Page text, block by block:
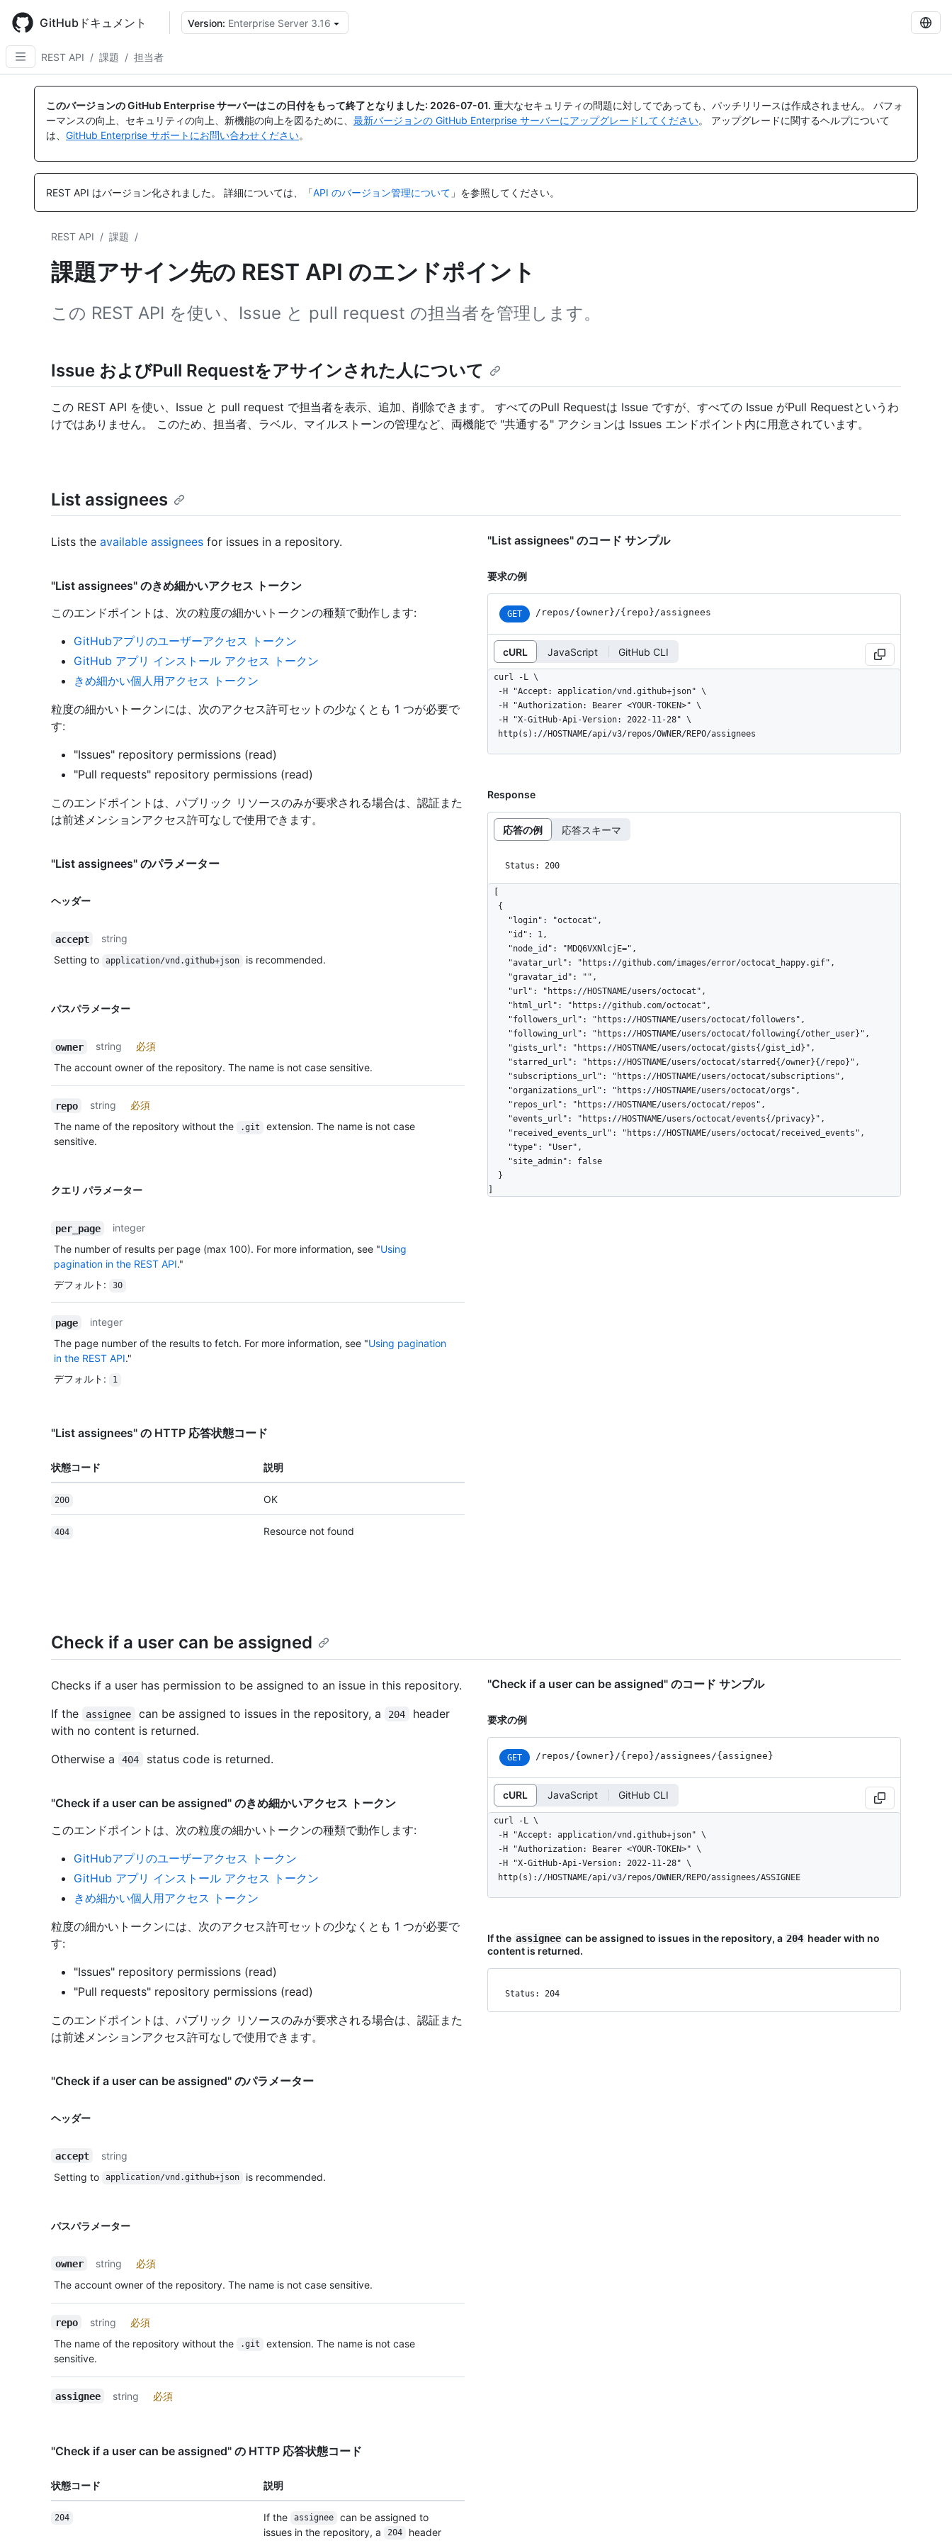
main
content
GitHubドキュメント Version: Enterprise Server 3.16
REST API / 課題 / 担当者
このバージョンの GitHub Enterprise サーバーはこの日付をもって終了となりました: 2026-07-01. 重大なセキュリティの問題に対してであっても、パッチリリースは作成されません。 パフォ
ーマンスの向上、セキュリティの向上、新機能の向上を図るために、 最新バージョンの GitHub Enterprise サーバーにアップグレードしてください。 アップグレードに関するヘルプについて
は、 GitHub Enterprise サポートにお問い合わせください。
REST API はバージョン化されました。 詳細については、「API のバージョン管理について 」を参照してください。
REST API / 課題 /
課題アサイン先の REST API のエンドポイント
この REST API を使い、Issue と pull request の担当者を管理します。
Issue およびPull Requestをアサインされた人について
この REST API を使い、Issue と pull request で担当者を表示、追加、削除できます。 すべてのPull Requestは Issue ですが、すべての Issue がPull Requestというわ
けではありません。 このため、担当者、ラベル、マイルストーンの管理など、両機能で "共通する" アクションは Issues エンドポイント内に用意されています。
List assignees
Lists the available assignees for issues in a repository.
"List assignees" のきめ細かいアクセス トークン
このエンドポイントは、次の粒度の細かいトークンの種類で動作します:
GitHubアプリのユーザーアクセス トークン
GitHub アプリ インストール アクセス トークン
きめ細かい個人用アクセス トークン
粒度の細かいトークンには、次のアクセス許可セットの少なくとも 1 つが必要で
す:
"Issues" repository permissions (read)
"Pull requests" repository permissions (read)
このエンドポイントは、パブリック リソースのみが要求される場合は、認証また
は前述メンションアクセス許可なしで使用できます。
"List assignees" のパラメーター
ヘッダー
名
前,
タ
イ
説
accept
string
Setting to
application/vnd.github+json is recommended.
パスパラメーター
名
前,
タ
イ
説
owner string
必須
The account owner of the repository. The name is not case sensitive.
repo string
必須
The name of the repository without the
.git
extension. The name is not case
sensitive.
クエリ パラメーター
名
前,
タ
イ
説
per_page
integer
The number of results per page (max 100). For more information, see "Using
pagination in the REST API."
デフォルト : 30
page
integer
The page number of the results to fetch. For more information, see "Using pagination
in the REST API."
デフォルト : 1
"List assignees" の HTTP 応答状態コード
状態コード 説明
200 OK
404 Resource not found
"List assignees" のコード サンプル
要求の例
GET /repos/{owner}/{repo}/assignees
cURL JavaScript GitHub CLI
curl -L \
  http(s)://HOSTNAME/api/v3/repos/OWNER/REPO/assignees
Response
応答の例 応答スキーマ
Status: 200
Check if a user can be assigned
Checks if a user has permission to be assigned to an issue in this repository.
If the
assignee can be assigned to issues in the repository, a 204
header
with no content is returned.
Otherwise a
404 status code is returned.
"Check if a user can be assigned" のきめ細かいアクセス トークン
このエンドポイントは、次の粒度の細かいトークンの種類で動作します:
GitHubアプリのユーザーアクセス トークン
GitHub アプリ インストール アクセス トークン
きめ細かい個人用アクセス トークン
粒度の細かいトークンには、次のアクセス許可セットの少なくとも 1 つが必要で
す:
"Issues" repository permissions (read)
"Pull requests" repository permissions (read)
このエンドポイントは、パブリック リソースのみが要求される場合は、認証また
は前述メンションアクセス許可なしで使用できます。
"Check if a user can be assigned" のパラメーター
ヘッダー
名
前,
タ
イ
説
accept
string
Setting to
application/vnd.github+json is recommended.
パスパラメーター
名
前,
タ
イ
説
owner string
必須
The account owner of the repository. The name is not case sensitive.
repo string
必須
The name of the repository without the
.git
extension. The name is not case
sensitive.
assignee string 必須
"Check if a user can be assigned" の HTTP 応答状態コード
状態コード 説明
204 If the assignee
can be assigned to
issues in the repository, a
204
header
"Check if a user can be assigned" のコード サンプル
要求の例
GET /repos /{owner} /{repo} /assignees /{assignee}
cURL JavaScript GitHub CLI
curl -L \
  http(s)://HOSTNAME/api/v3/repos/OWNER/REPO/assignees/ASSIGNEE
If the assignee can be assigned to issues in the repository, a 204 header with no
content is returned.
Status: 204
名
前,
タ
イ
説
名
前,
タ
イ
説
名
前,
タ
イ
説
名
前,
タ
イ
説
名
前,
タ
イ
説
名
前,
タ
イ
説
名
前,
タ
イ
説
名
前,
タ
イ
説